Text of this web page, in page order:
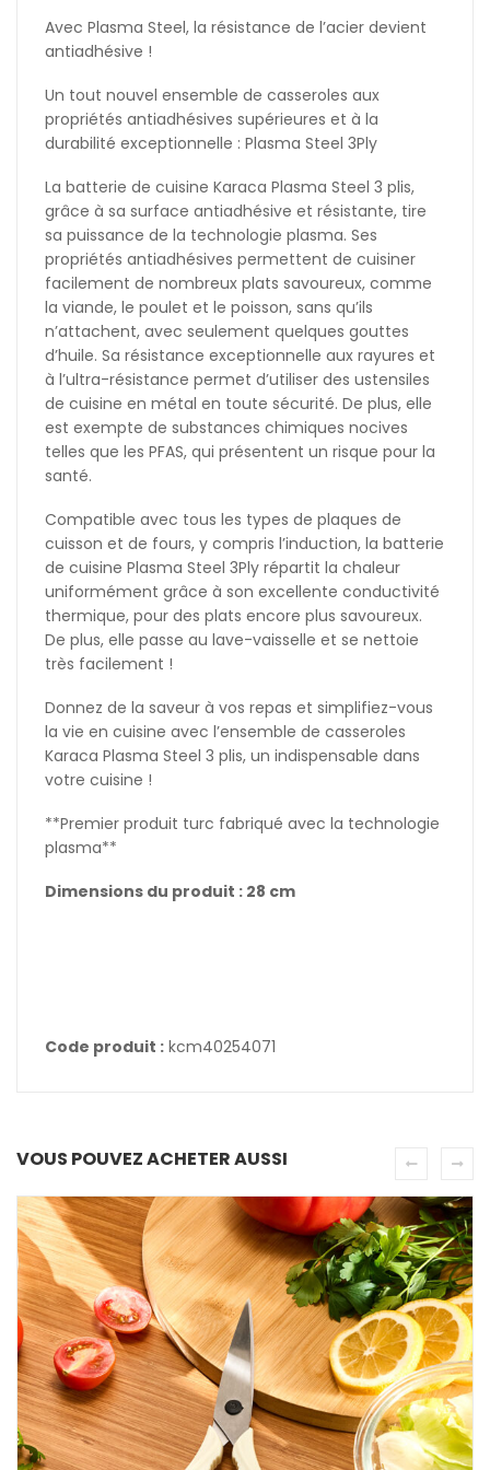
Avec Plasma Steel, la résistance de l’acier devient
antiadhésive !
Un tout nouvel ensemble de casseroles aux
propriétés antiadhésives supérieures et à la
durabilité exceptionnelle : Plasma Steel 3Ply
La batterie de cuisine Karaca Plasma Steel 3 plis,
grâce à sa surface antiadhésive et résistante, tire
sa puissance de la technologie plasma. Ses
propriétés antiadhésives permettent de cuisiner
facilement de nombreux plats savoureux, comme
la viande, le poulet et le poisson, sans qu’ils
n’attachent, avec seulement quelques gouttes
d’huile. Sa résistance exceptionnelle aux rayures et
à l’ultra-résistance permet d’utiliser des ustensiles
de cuisine en métal en toute sécurité. De plus, elle
est exempte de substances chimiques nocives
telles que les PFAS, qui présentent un risque pour la
santé.
Compatible avec tous les types de plaques de
cuisson et de fours, y compris l’induction, la batterie
de cuisine Plasma Steel 3Ply répartit la chaleur
uniformément grâce à son excellente conductivité
thermique, pour des plats encore plus savoureux.
De plus, elle passe au lave-vaisselle et se nettoie
très facilement !
Donnez de la saveur à vos repas et simplifiez-vous
la vie en cuisine avec l’ensemble de casseroles
Karaca Plasma Steel 3 plis, un indispensable dans
votre cuisine !
**Premier produit turc fabriqué avec la technologie
plasma**
Dimensions du produit : 28 cm
Code produit : kcm40254071
VOUS POUVEZ ACHETER AUSSI
PROMO !